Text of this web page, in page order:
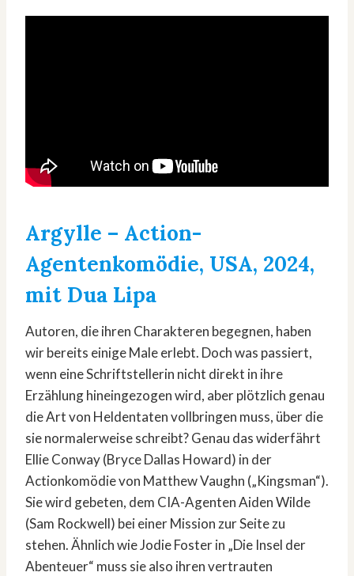
Argylle – Action-
Agentenkomödie, USA, 2024,
mit Dua Lipa
Autoren, die ihren Charakteren begegnen, haben
wir bereits einige Male erlebt. Doch was passiert,
wenn eine Schriftstellerin nicht direkt in ihre
Erzählung hineingezogen wird, aber plötzlich genau
die Art von Heldentaten vollbringen muss, über die
sie normalerweise schreibt? Genau das widerfährt
Ellie Conway (Bryce Dallas Howard) in der
Actionkomödie von Matthew Vaughn („Kingsman“).
Sie wird gebeten, dem CIA-Agenten Aiden Wilde
(Sam Rockwell) bei einer Mission zur Seite zu
stehen. Ähnlich wie Jodie Foster in „Die Insel der
Abenteuer“ muss sie also ihren vertrauten